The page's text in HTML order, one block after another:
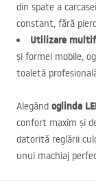
din spate a
constant, fără
Utilizare
și formei mobile,
toaletă
Alegând oglinda
confort maxim și
datorită reglării
unui machiaj